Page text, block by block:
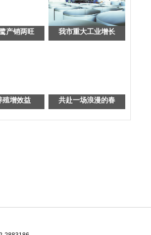
产销两旺 我市重大工业增长
殖增效益 共赴一场浪漫的春